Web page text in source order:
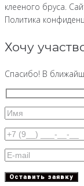
клееного бруса.
Политика
Хочу
Спасибо! В